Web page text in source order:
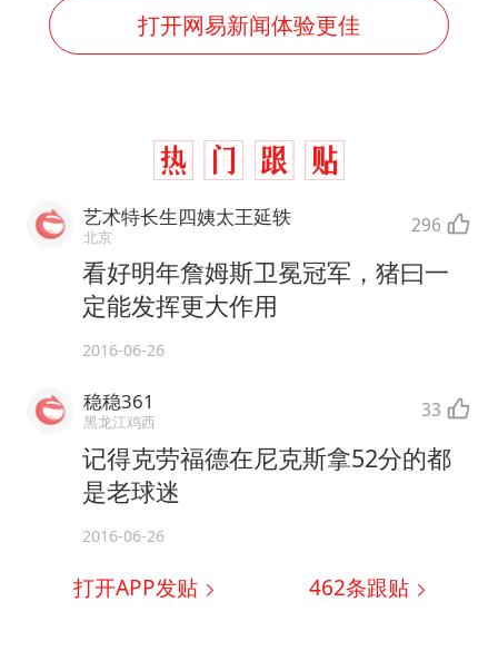
打开网易新闻体验更佳
艺术特长生四姨太王延轶
北京 296
看好明年詹姆斯卫冕冠军，猪曰一
定能发挥更大作用
2016-06-26
稳稳361
黑龙江鸡西 33
记得克劳福德在尼克斯拿52分的都
是老球迷
2016-06-26
打开APP发贴 462条跟贴